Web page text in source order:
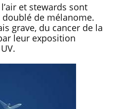
et stewards sont
de mélanome.
grave, du cancer de la
leur exposition